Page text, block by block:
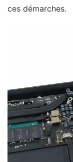
ces démarches.